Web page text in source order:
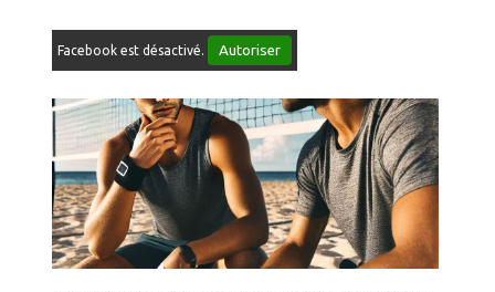
Facebook est désactivé. Autoriser